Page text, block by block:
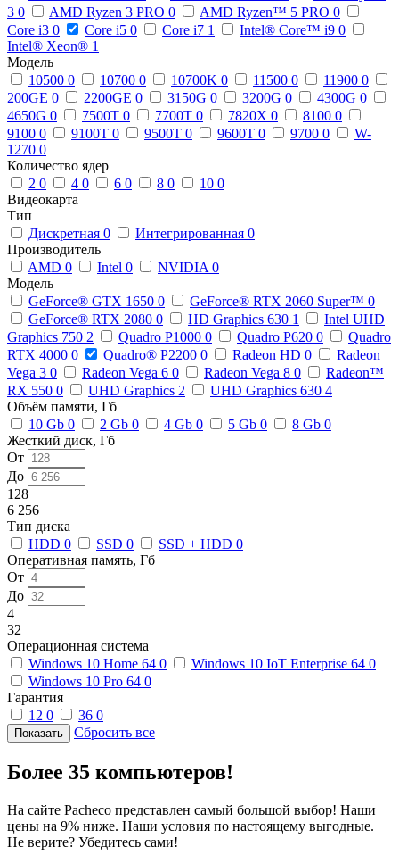
3 0 AMD Ryzen 3 PRO 0 AMD Ryzen™ 5 PRO 0
Core i3 0 Core i5 0 Core i7 1 Intel® Core™ i9 0
Intel® Xeon® 1
Модель
10500 0 10700 0 10700K 0 11500 0 11900 0
200GE 0 2200GE 0 3150G 0 3200G 0 4300G 0
4650G 0 7500T 0 7700T 0 7820X 0 8100 0
9100 0 9100T 0 9500T 0 9600T 0 9700 0
W-
1270 0
Количество ядер
2 0 4 0 6 0 8 0 10 0
Видеокарта
Тип
Дискретная 0 Интегрированная 0
Производитель
AMD 0 Intel 0 NVIDIA 0
Модель
GeForce® GTX 1650 0 GeForce® RTX 2060 Super™ 0
GeForce® RTX 2080 0 HD Graphics 630 1
Intel UHD
Graphics 750 2 Quadro P1000 0 Quadro P620 0
Quadro
RTX 4000 0 Quadro® P2200 0 Radeon HD 0
Radeon
Vega 3 0 Radeon Vega 6 0 Radeon Vega 8 0
Radeon™
RX 550 0 UHD Graphics 2 UHD Graphics 630 4
Объём памяти, Гб
10 Gb 0 2 Gb 0 4 Gb 0 5 Gb 0 8 Gb 0
Жесткий диск, Гб
От
До
128
6 256
Тип диска
HDD 0 SSD 0 SSD + HDD 0
Оперативная память, Гб
От
До
4
32
Операционная система
Windows 10 Home 64 0 Windows 10 IoT Enterprise 64 0
Windows 10 Pro 64 0
Гарантия
12 0 36 0
Сбросить все
Более 35 компьютеров!
На сайте Pacheco представлен самый большой выбор! Наши
цены на 9% ниже. Наши условия по настоящему выгодные.
Не верите? Убедитесь сами!